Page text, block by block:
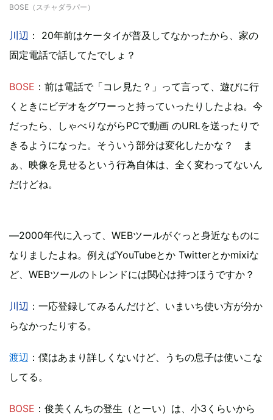
BOSE（スチャダラパー）
川辺 ： 20年前はケータイが普及してなかったから、家の
固定電話で話してたでしょ？
BOSE ：前は電話で「コレ見た？」って言って、遊びに行
くときにビデオをグワーっと持っていったりしたよね。今
だったら、しゃべりながらPCで動画 のURLを送ったりで
きるようになった。そういう部分は変化したかな？ ま
ぁ、映像を見せるという行為自体は、全く変わってないん
だけどね。
―2000年代に入って、WEBツールがぐっと身近なものに
なりましたよね。例えばYouTubeとか Twitterとかmixiな
ど、WEBツールのトレンドには関心は持つほうですか？
川辺 ：一応登録してみるんだけど、いまいち使い方が分か
らなかったりする。
渡辺 ：僕はあまり詳しくないけど、うちの息子は使いこな
してる。
BOSE ：俊美くんちの登生（とーい）は、小3くらいから